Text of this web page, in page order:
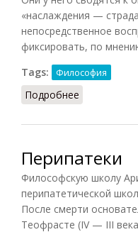
«наслаждения —
непосредственное
фиксировать, по
Tags:
Философия
Подробнее
Перипатеки
Философскую школу
перипатетической
После смерти
Теофрасте (IV — III